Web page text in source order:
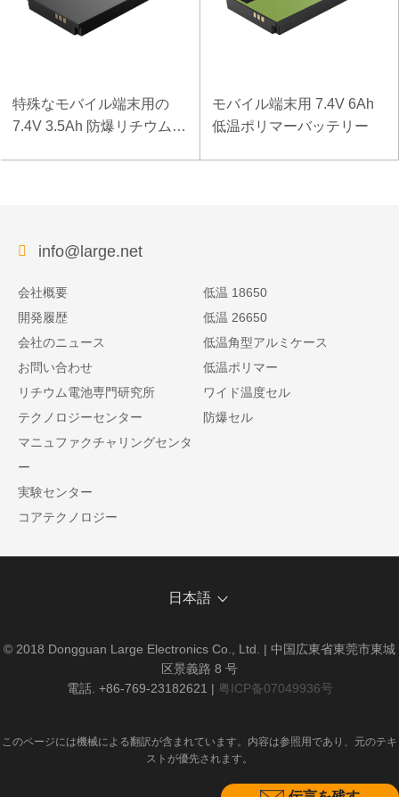
特殊なモバイル端末用の
7.4V 3.5Ah 防爆リチウムポ
モバイル端末用 7.4V 6Ah
低温ポリマーバッテリー
info@large.net
会社概要
開発履歴
会社のニュース
お問い合わせ
リチウム電池専門研究所
テクノロジーセンター
マニュファクチャリングセンタ
ー
実験センター
コアテクノロジー
低温 18650
低温 26650
低温角型アルミケース
低温ポリマー
ワイド温度セル
防爆セル
日本語
© 2018 Dongguan Large Electronics Co., Ltd. | 中国広東省東莞市東城
区景義路 8 号
電話. +86-769-23182621 | 粤ICP备07049936号
このページには機械による翻訳が含まれています。内容は参照用であり、元のテキ
ストが優先されます。